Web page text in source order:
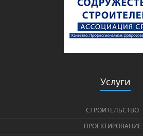
Услуги
СТРОИТЕЛЬСТВО
ПРОЕКТИРОВАНИЕ